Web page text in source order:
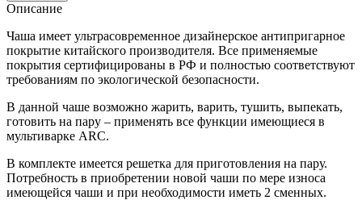
Описание
Чаша имеет ультрасовременное дизайнерское антипригарное
покрытие китайского производителя. Все применяемые
покрытия сертифицированы в РФ и полностью соответствуют
требованиям по экологической безопасности.
В данной чаше возможно жарить, варить, тушить, выпекать,
готовить на пару – применять все функции имеющиеся в
мультиварке ARC.
В комплекте имеется решетка для приготовления на пару.
Потребность в приобретении новой чаши по мере износа
имеющейся чаши и при необходимости иметь 2 сменных.